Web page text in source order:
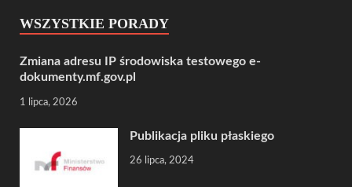
WSZYSTKIE PORADY
Zmiana adresu IP środowiska testowego e-
dokumenty.mf.gov.pl
1 lipca, 2026
Publikacja pliku płaskiego
26 lipca, 2024